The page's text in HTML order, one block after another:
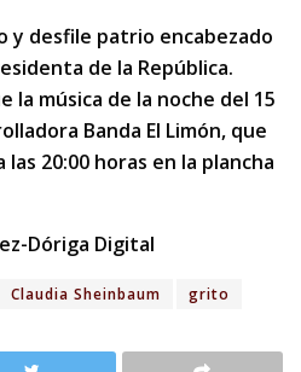
y desfile patrio encabezado
de la República.
la música de la noche del 15
Banda El Limón, que
20:00 horas en la plancha
Dóriga Digital
Claudia Sheinbaum grito